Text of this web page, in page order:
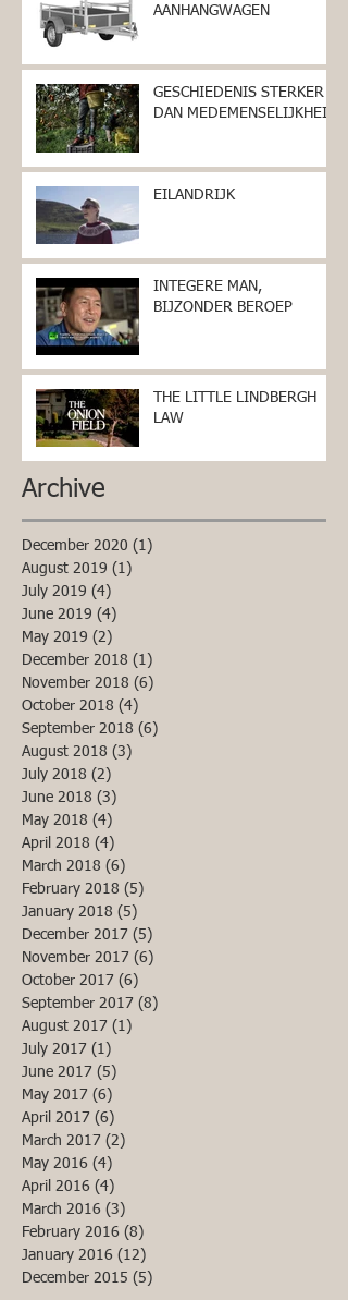
Archive
AANHANGWAGEN
GESCHIEDENIS STERKER
DAN MEDEMENSELIJKHEID
EILANDRIJK
INTEGERE MAN,
BIJZONDER BEROEP
THE LITTLE LINDBERGH
LAW
December 2020 (1)
August 2019 (1)
July 2019 (4)
June 2019 (4)
May 2019 (2)
December 2018 (1)
November 2018 (6)
October 2018 (4)
September 2018 (6)
August 2018 (3)
July 2018 (2)
June 2018 (3)
May 2018 (4)
April 2018 (4)
March 2018 (6)
February 2018 (5)
January 2018 (5)
December 2017 (5)
November 2017 (6)
October 2017 (6)
September 2017 (8)
August 2017 (1)
July 2017 (1)
June 2017 (5)
May 2017 (6)
April 2017 (6)
March 2017 (2)
May 2016 (4)
April 2016 (4)
March 2016 (3)
February 2016 (8)
January 2016 (12)
December 2015 (5)